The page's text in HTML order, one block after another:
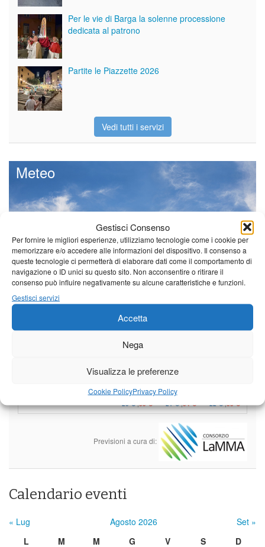
Gestisci Consenso
Per fornire le migliori esperienze, utilizziamo tecnologie come i cookie per
memorizzare e/o accedere alle informazioni del dispositivo. Il consenso a
queste tecnologie ci permetterà di elaborare dati come il comportamento di
navigazione o ID unici su questo sito. Non acconsentire o ritirare il
consenso può influire negativamente su alcune caratteristiche e funzioni.
Gestisci servizi
Accetta
Nega
Visualizza le preferenze
Cookie PolicyPrivacy Policy
Per le vie di Barga la solenne processione
dedicata al patrono
Partite le Piazzette 2026
Vedi tutti i servizi
Meteo
Sole e temperature ancora ben
al di sopra delle medie stagionali
Leggi tutto…
Giovedì Venerdì Sabato
Borgo a Mozzano
19°C|38°C
20°C|35°C 21°C|34°C 22°C|33°C
Previsioni a cura di:
Calendario eventi
« Lug Agosto 2026
Set »
L
M M G V S
D